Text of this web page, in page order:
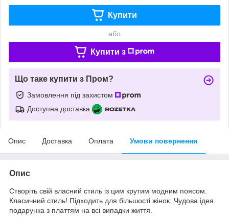
Купити
або
Купити з
Що таке купити з Пром?
Замовлення під захистом
Доступна доставка
Опис Доставка Оплата Умови повернення
Опис
Створіть свій власний стиль із цим крутим модним поясом.
Класичний стиль! Підходить для більшості жінок. Чудова ідея
подарунка з платтям на всі випадки життя.